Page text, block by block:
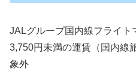
JALグループ国内線フライト
3,750円未満の運賃（国内線
象外